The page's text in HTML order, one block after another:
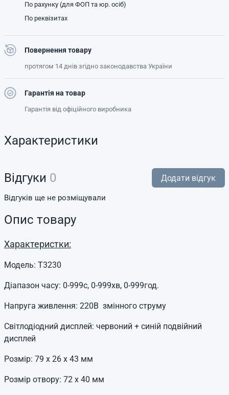
По рахунку (для ФОП та юр. осіб)
По реквізитах
Повернення товару
протягом 14 днів згідно законодавства України
Гарантія на товар
Гарантія від офіційного виробника
Характеристики
Відгуки 0 Додати відгук
Відгуків ще не розміщували
Опис товару
Характеристки:
Модель: T3230
Діапазон часу: 0-999с, 0-999хв, 0-999год.
Напруга живлення: 220В змінного струму
Світлодіодний дисплей: червоний + синій подвійний
дисплей
Розмір: 79 х 26 х 43 мм
Розмір отвору: 72 х 40 мм